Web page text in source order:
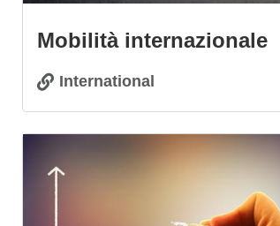
Mobilità internazionale
International